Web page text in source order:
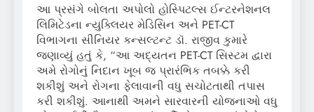
આ પ્રસંગે બોલતા અપોલો હોસ્પિટલ્સ ઈન્ટરનેશનલ
લિમિટેડના ન્યુક્લિયર મેડિસિન અને PET-CT
વિભાગના સીનિયર કન્સલ્ટન્ટ ડૉ. રાજીવ કુમારે
જણાવ્યું હતું કે, “આ અદ્યતન PET-CT સિસ્ટમ દ્વારા
અમે રોગોનું નિદાન ખૂબ જ પ્રારંભિક તબક્કે કરી
શકીશું અને રોગના ફેલાવાની વધુ સચોટતાથી તપાસ
કરી શકીશું. આનાથી અમને સારવારની યોજનાઓ વધુ